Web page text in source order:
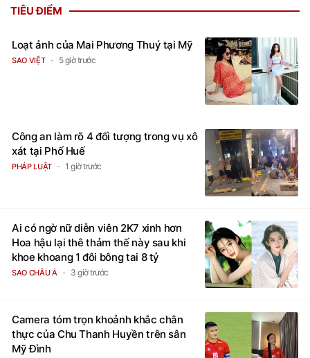
TIÊU ĐIỂM
Loạt ảnh của Mai Phương Thuý tại Mỹ
SAO VIỆT 5 giờ trước
Công an làm rõ 4 đối tượng trong vụ xô
xát tại Phố Huế
PHÁP LUẬT 1 giờ trước
Ai có ngờ nữ diễn viên 2K7 xinh hơn
Hoa hậu lại thê thảm thế này sau khi
khoe khoang 1 đôi bông tai 8 tỷ
SAO CHÂU Á 3 giờ trước
Camera tóm trọn khoảnh khắc chân
thực của Chu Thanh Huyền trên sân
Mỹ Đình